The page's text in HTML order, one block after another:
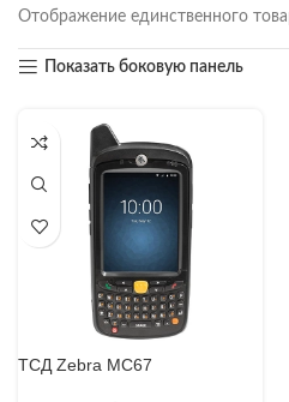
Отображение единственного
Показать боковую панель
ТСД Zebra MC67